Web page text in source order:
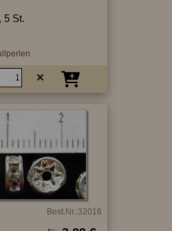
5 St.
Best.Nr.:32016